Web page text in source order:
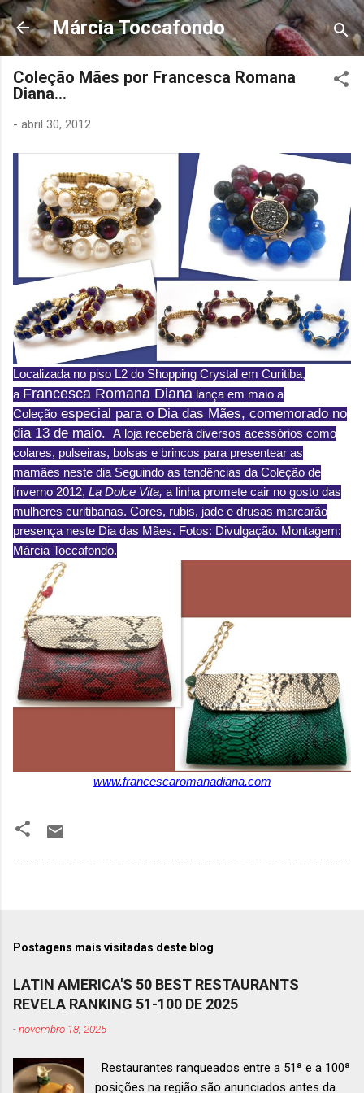
Pular para o conteúdo principal
Márcia Toccafondo
Coleção Mães por Francesca Romana
Diana...
- abril 30, 2012
Localizada no piso L2 do Shopping Crystal em Curitiba,
a Francesca Romana Diana lança em maio a
Coleção especial para o Dia das Mães, comemorado no
dia 13 de maio. A loja receberá diversos acessórios como
colares, pulseiras, bolsas e brincos para presentear as
mamães neste dia Seguindo as tendências da Coleção de
Inverno 2012, La Dolce Vita, a linha promete cair no gosto das
mulheres curitibanas. Cores, rubis, jade e drusas marcarão
presença neste Dia das Mães. Fotos: Divulgação. Montagem:
Márcia Toccafondo.
www.francescaromanadiana.com
Postagens mais visitadas deste blog
LATIN AMERICA'S 50 BEST RESTAURANTS
REVELA RANKING 51-100 DE 2025
-novembro 18, 2025
Restaurantes ranqueados entre a 51ª e a 100ª
posições na região são anunciados antes da